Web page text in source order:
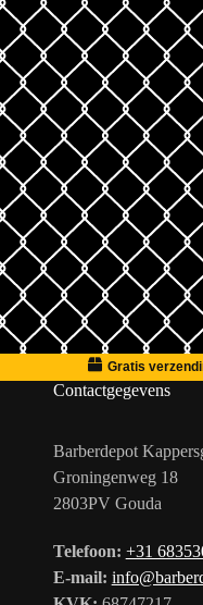
Gratis
Contactgegevens
Barberdepot
Groningenweg 18
2803PV Gouda
Telefoon: +31
E-mail: